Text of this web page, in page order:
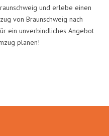
und erlebe einen
von Braunschweig nach
ein unverbindliches Angebot
planen!